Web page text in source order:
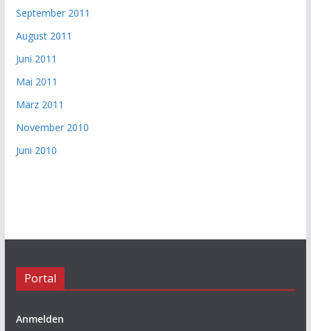
September 2011
August 2011
Juni 2011
Mai 2011
März 2011
November 2010
Juni 2010
Portal
Anmelden